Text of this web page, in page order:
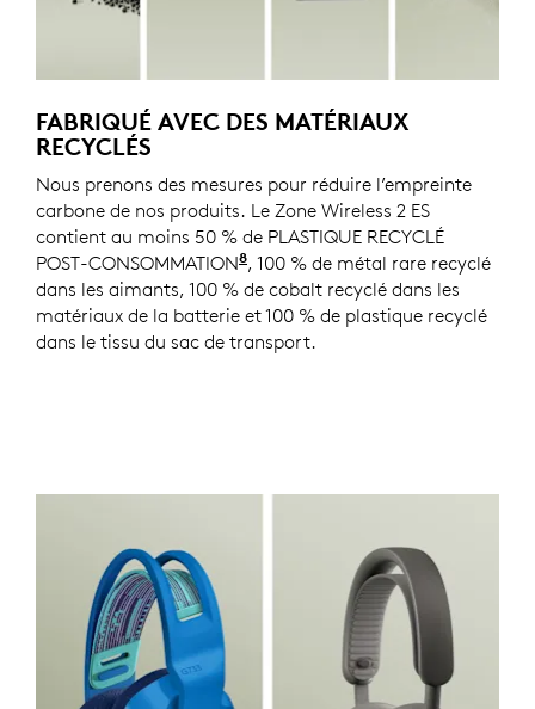
FABRIQUÉ AVEC DES MATÉRIAUX
RECYCLÉS
Nous prenons des mesures pour réduire l’empreinte
carbone de nos produits. Le Zone Wireless 2 ES
contient au moins 50 % de PLASTIQUE RECYCLÉ
POST-CONSOMMATION8Hors plastiques dans
, 100 % de métal rare recyclé
dans les aimants, 100 % de cobalt recyclé dans les
matériaux de la batterie et 100 % de plastique recyclé
dans le tissu du sac de transport.